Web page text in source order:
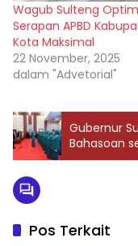
Wagub Sulteng
Serapan APBD
Kota Maksimal
22 November, 2025
dalam "Advetorial"
Gubernur
Bahasoan
Pos Terkait